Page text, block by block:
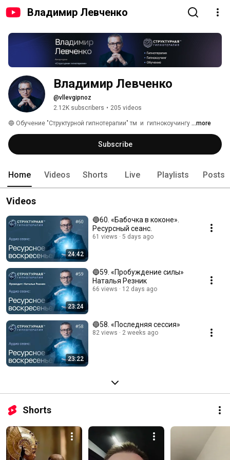
Владимир Левченко
Владимир Левченко
@vllevgipnoz
2.12K subscribers • 205 videos
🔵 Обучение "Структурной гипнотерапии" тм  и  гипнокоучингу ...more
Subscribe
Home Videos Shorts Live Playlists Posts
Videos
24:42
🔵60. «Бабочка в коконе».
Ресурсный сеанс.
61 views 5 days ago
23:24
🔵59. «Пробуждение силы»
Наталья Резник
66 views 12 days ago
23:22
🔵58. «Последняя сессия»
82 views 2 weeks ago
Shorts